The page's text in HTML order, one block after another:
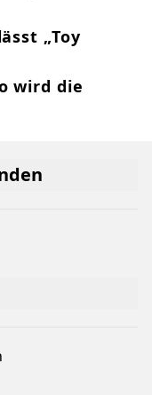
„Toy
wird die